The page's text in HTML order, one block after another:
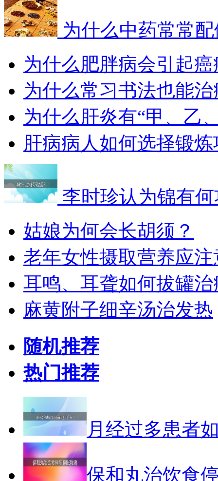
为什么中药常常
为什么肥胖病会引起癌
为什么常习书法也能治
为什么肝炎有“甲、乙
肝病病人如何选择锻炼
李时珍认为锦有
姑娘为何会长胡须？
老年女性摄取营养应注
耳鸣、耳聋如何拔罐治
麻黄附子细辛汤治发热
随机推荐
热门推荐
月经过多患者
保和丸治饮食